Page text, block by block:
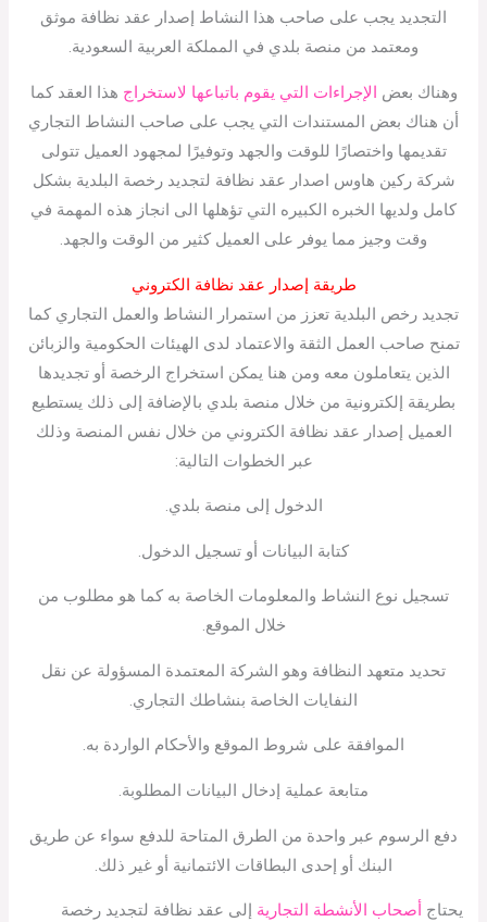
التجديد يجب على صاحب هذا النشاط إصدار عقد نظافة موثق
ومعتمد من منصة بلدي في المملكة العربية السعودية.
وهناك بعض الإجراءات التي يقوم باتباعها لاستخراج هذا العقد كما
أن هناك بعض المستندات التي يجب على صاحب النشاط التجاري
تقديمها واختصارًا للوقت والجهد وتوفيرًا لمجهود العميل تتولى
شركة ركين هاوس اصدار عقد نظافة لتجديد رخصة البلدية بشكل
كامل ولديها الخبره الكبيره التي تؤهلها الى انجاز هذه المهمة في
وقت وجيز مما يوفر على العميل كثير من الوقت والجهد.
طريقة إصدار عقد نظافة الكتروني
تجديد رخص البلدية تعزز من استمرار النشاط والعمل التجاري كما
تمنح صاحب العمل الثقة والاعتماد لدى الهيئات الحكومية والزبائن
الذين يتعاملون معه ومن هنا يمكن استخراج الرخصة أو تجديدها
بطريقة إلكترونية من خلال منصة بلدي بالإضافة إلى ذلك يستطيع
العميل إصدار عقد نظافة الكتروني من خلال نفس المنصة وذلك
عبر الخطوات التالية:
الدخول إلى منصة بلدي.
كتابة البيانات أو تسجيل الدخول.
تسجيل نوع النشاط والمعلومات الخاصة به كما هو مطلوب من
خلال الموقع.
تحديد متعهد النظافة وهو الشركة المعتمدة المسؤولة عن نقل
النفايات الخاصة بنشاطك التجاري.
الموافقة على شروط الموقع والأحكام الواردة به.
متابعة عملية إدخال البيانات المطلوبة.
دفع الرسوم عبر واحدة من الطرق المتاحة للدفع سواء عن طريق
البنك أو إحدى البطاقات الائتمانية أو غير ذلك.
يحتاج أصحاب الأنشطة التجارية إلى عقد نظافة لتجديد رخصة